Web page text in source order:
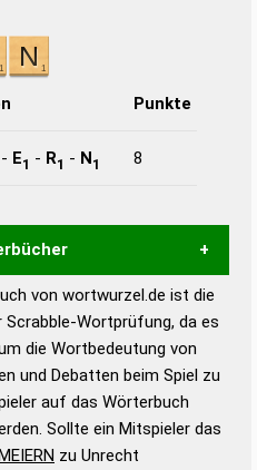
Punkte
- E1 - R1 - N1 8
semantischen
Anhaltspunkte zu
und Wortform, um die
Scrabble-Spiel zu
Scrabble-
von wortwurzel.de ist die
Wortprüfung, da es
die Wortbedeutung von
und Debatten beim Spiel zu
auf das Wörterbuch
Sollte ein Mitspieler das
zu Unrecht